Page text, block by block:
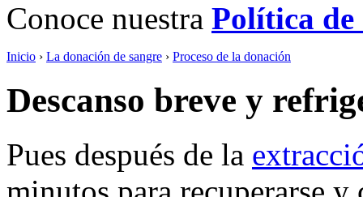
Conoce nuestra Política
Inicio › La donación de sangre › Proceso de la donación
Descanso breve y
Pues después de la